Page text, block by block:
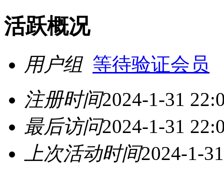
活跃概况
用户组 等待验证会员
注册时间2024-1-31
最后访问2024-1-31
上次活动时间2024-1-